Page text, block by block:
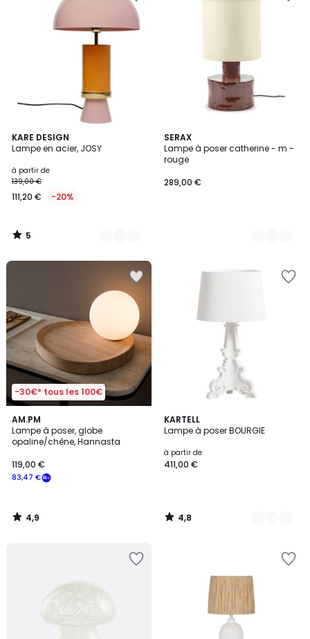
KARE DESIGN
Lampe en acier, JOSY
à partir de
139,00 €
111,20 € -20%
5
/
3
Couleurs
5
/
SERAX
Lampe à poser catherine - m -
rouge
289,00 €
2
Couleurs
-30€* tous les 100€
AM.PM
Lampe à poser, globe
opaline/chêne, Hannasta
83,47 €
119,00 €
4,9
/ 5
4,9
/
KARTELL
Lampe à poser BOURGIE
à partir de
411,00 €
4,8
/ 5
8
Couleurs
4,8
/